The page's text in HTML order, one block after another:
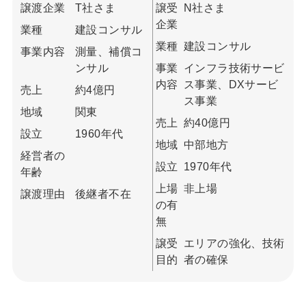
譲渡企業
T社さま
業種
建設コンサル
事業内容
測量、補償コ
ンサル
売上
約4億円
地域
関東
設立
1960年代
経営者の
年齢
譲渡理由
後継者不在
譲受
企業
N社さま
業種 建設コンサル
事業
内容
インフラ技術サービ
ス事業、DXサービ
ス事業
売上
約40億円
地域 中部地方
設立
1970年代
上場
の有
無
非上場
譲受
目的
エリアの強化、技術
者の確保